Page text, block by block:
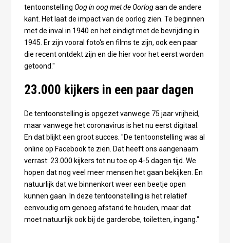
tentoonstelling Oog in oog met de Oorlogaan de andere
kant. Het laat de impact van de oorlog zien. Te beginnen
met de inval in 1940 en het eindigt met de bevrijding in
1945. Er zijn vooral foto's en films te zijn, ook een paar
die recent ontdekt zijn en die hier voor het eerst worden
getoond."
23.000 kijkers in een paar dagen
De tentoonstelling is opgezet vanwege 75 jaar vrijheid,
maar vanwege het coronavirus is het nu eerst digitaal.
En dat blijkt een groot succes. "De tentoonstelling was al
online op Facebook te zien. Dat heeft ons aangenaam
verrast: 23.000 kijkers tot nu toe op 4-5 dagen tijd. We
hopen dat nog veel meer mensen het gaan bekijken. En
natuurlijk dat we binnenkort weer een beetje open
kunnen gaan. In deze tentoonstelling is het relatief
eenvoudig om genoeg afstand te houden, maar dat
moet natuurlijk ook bij de garderobe, toiletten, ingang."